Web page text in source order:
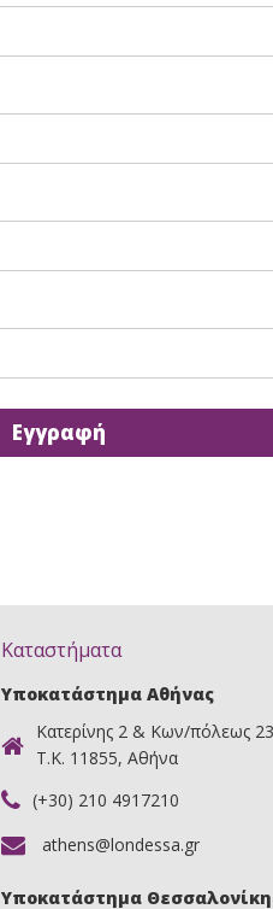
Καταστήματα
Υποκατάστημα Αθήνας
Κατερίνης 2 & Κων/πόλεως 23
Τ.Κ. 11855, Αθήνα
(+30) 210 4917210
athens@londessa.gr
Υποκατάστημα